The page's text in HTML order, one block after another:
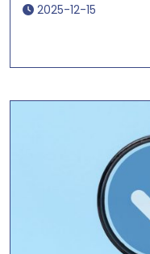
2025-12-15